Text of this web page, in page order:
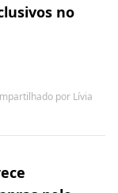
no
por Lívia